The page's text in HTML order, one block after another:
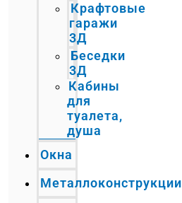
Крафтовые
гаражи
3Д
Беседки
3Д
Кабины
для
туалета,
душа
Окна
Металлоконструкции